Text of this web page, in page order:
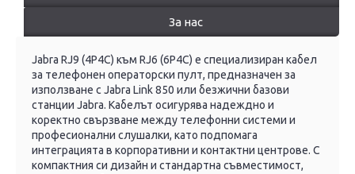
За нас
Jabra RJ9 (4P4C) към RJ6 (6P4C) е специализиран кабел
за телефонен операторски пулт, предназначен за
използване с Jabra Link 850 или безжични базови
станции Jabra. Кабелът осигурява надеждно и
коректно свързване между телефонни системи и
професионални слушалки, като подпомага
интеграцията в корпоративни и контактни центрове. С
компактния си дизайн и стандартна съвместимост,